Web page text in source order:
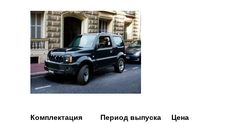
Комплектация Период выпуска Цена